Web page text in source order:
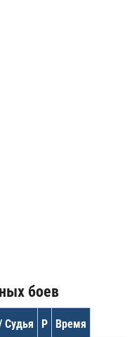
боев
Судья Р Время